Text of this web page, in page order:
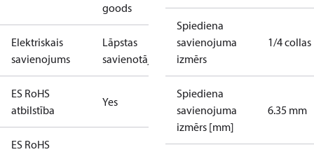
goods
Elektriskais
savienojums
Lāpstas
savienotāji
ES RoHS
atbilstība
Yes
ES RoHS
Spiediena
savienojuma
izmērs
1/4 collas
Spiediena
savienojuma
izmērs [mm]
6.35 mm